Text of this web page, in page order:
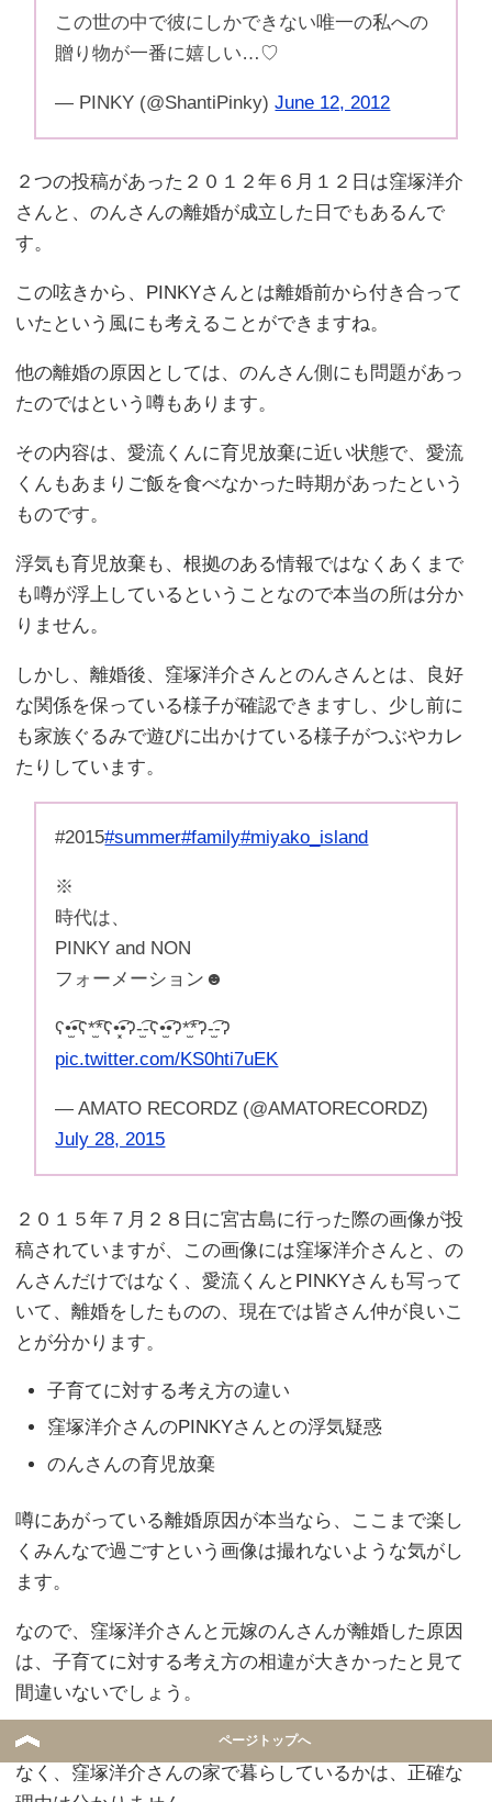
この世の中で彼にしかできない唯一の私への
贈り物が一番に嬉しい…♡
— PINKY (@ShantiPinky)June 12, 2012
２つの投稿があった２０１２年６月１２日は窪塚洋介
さんと、のんさんの離婚が成立した日でもあるんで
す。
この呟きから、PINKYさんとは離婚前から付き合って
いたという風にも考えることができますね。
他の離婚の原因としては、のんさん側にも問題があっ
たのではという噂もあります。
その内容は、愛流くんに育児放棄に近い状態で、愛流
くんもあまりご飯を食べなかった時期があったという
ものです。
浮気も育児放棄も、根拠のある情報ではなくあくまで
も噂が浮上しているということなので本当の所は分か
りません。
しかし、離婚後、窪塚洋介さんとのんさんとは、良好
な関係を保っている様子が確認できますし、少し前に
も家族ぐるみで遊びに出かけている様子がつぶやカレ
たりしています。
#2015#summer#family#miyako_island
※
時代は、
PINKY and NON
フォーメーション☻
ʕ•̫͡•ʕ*̫͡*ʕ•͓͡•ʔ-̫͡-ʕ•̫͡•ʔ*̫͡*ʔ-̫͡-ʔ
pic.twitter.com/KS0hti7uEK
— AMATO RECORDZ (@AMATORECORDZ)
July 28, 2015
２０１５年７月２８日に宮古島に行った際の画像が投
稿されていますが、この画像には窪塚洋介さんと、の
んさんだけではなく、愛流くんとPINKYさんも写って
いて、離婚をしたものの、現在では皆さん仲が良いこ
とが分かります。
子育てに対する考え方の違い
窪塚洋介さんのPINKYさんとの浮気疑惑
のんさんの育児放棄
噂にあがっている離婚原因が本当なら、ここまで楽し
くみんなで過ごすという画像は撮れないような気がし
ます。
なので、窪塚洋介さんと元嫁のんさんが離婚した原因
は、子育てに対する考え方の相違が大きかったと見て
間違いないでしょう。
どうして、愛流くんが養育権を持つのんさんの家では
なく、窪塚洋介さんの家で暮らしているかは、正確な
ページトップへ